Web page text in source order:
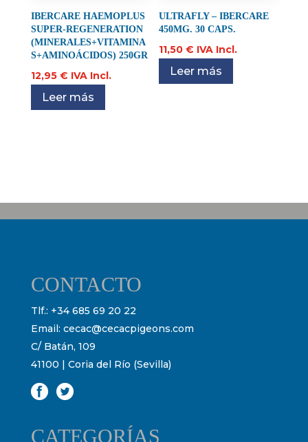
IBERCARE HAEMOPLUS
SUPER-REGENERATION
(MINERALES+VITAMINA
S+AMINOÁCIDOS) 250GR
12,95 € IVA Incl.
Leer más
ULTRAFLY – IBERCARE
450MG. 30 CAPS.
11,50€ IVA Incl.
Leer más
CONTACTO
Tlf.: +34 685 69 20 22
Email: cecac@cecacpigeons.com
C/ Batán, 109
41100 | Coria del Río (Sevilla)
CATEGORÍAS